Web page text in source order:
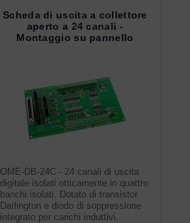
Scheda di uscita a collettore
aperto a 24 canali -
Montaggio su pannello
OME-DB-24C - 24 canali di uscita
digitale isolati otticamente in quattro
banchi isolati. Dotato di transistor
Darlington e diodo di soppressione
integrato per carichi induttivi.